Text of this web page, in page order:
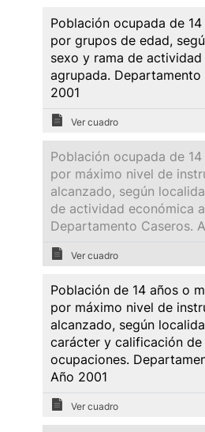
Población ocupada de
por grupos de edad,
sexo y rama de
agrupada. Departamento
2001
Ver cuadro
Población ocupada de
por máximo nivel de
alcanzado, según
de actividad económica
Departamento Caseros.
Ver cuadro
Población de 14 años o
por máximo nivel de
alcanzado, según
carácter y calificación de
ocupaciones.
Año 2001
Ver cuadro